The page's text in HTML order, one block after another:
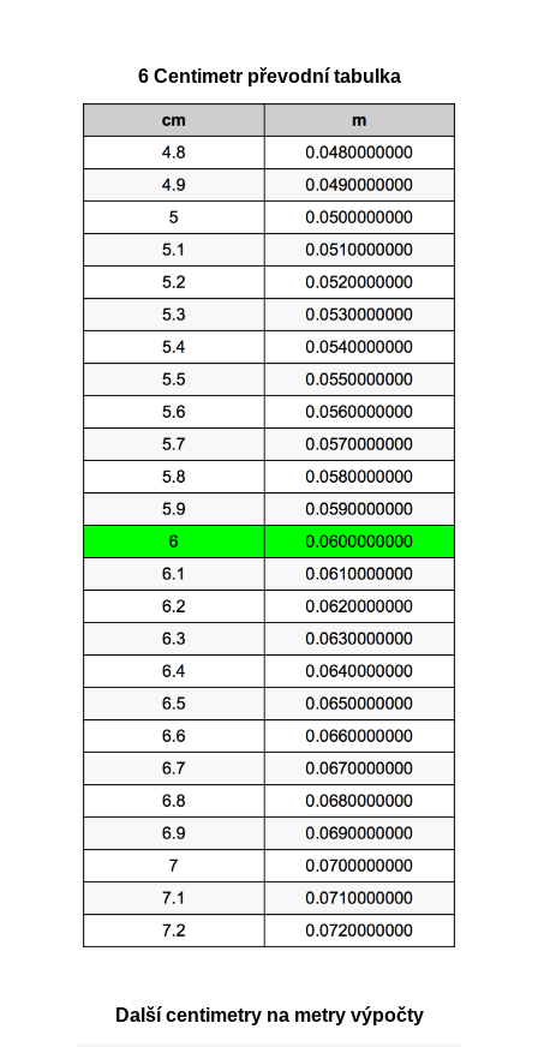
6 Centimetr převodní tabulka
Další centimetry na metry výpočty